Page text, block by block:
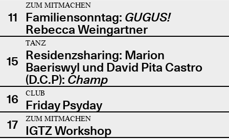
11
ZUM MITMACHEN
Familiensonntag: GUGUS!
Rebecca Weingartner
15
TANZ
Residenzsharing: Marion
Baeriswyl und David Pita Castro
(D.C.P): Champ
16
CLUB
Friday Psyday
17
ZUM MITMACHEN
IGTZ Workshop